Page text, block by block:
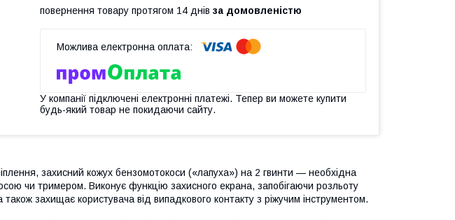
повернення товару протягом 14 днів за домовленістю
У компанії підключені електронні платежі. Тепер ви можете купити
будь-який товар не покидаючи сайту.
захисний кожух бензомотокоси («лапуха») на 2 гвинти — необхідна
чи тримером. Виконує функцію захисного екрана, запобігаючи розльоту
а також захищає користувача від випадкового контакту з ріжучим інструментом.